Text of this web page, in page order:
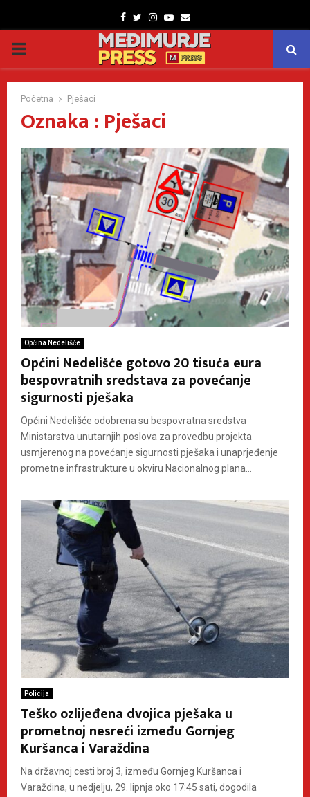
Facebook
TwitterInstagram
Youtube
Email
PRIMARY
MENU
Početna Pješaci
Oznaka : Pješaci
Općina Nedelišće
Općini Nedelišće gotovo 20 tisuća eura
bespovratnih sredstava za povećanje
sigurnosti pješaka
Općini Nedelišće odobrena su bespovratna sredstva
Ministarstva unutarnjih poslova za provedbu projekta
usmjerenog na povećanje sigurnosti pješaka i unaprjeđenje
prometne infrastrukture u okviru Nacionalnog plana...
Policija
Teško ozlijeđena dvojica pješaka u
prometnoj nesreći između Gornjeg
Kuršanca i Varaždina
Na državnoj cesti broj 3, između Gornjeg Kuršanca i
Varaždina, u nedjelju, 29. lipnja oko 17:45 sati, dogodila